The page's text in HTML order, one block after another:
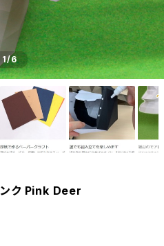
1/6
ク Pink Deer